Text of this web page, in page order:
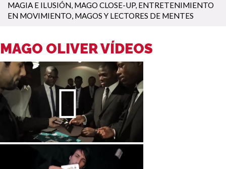
MAGIA E ILUSIÓN, MAGO CLOSE-UP, ENTRETENIMIENTO
EN MOVIMIENTO, MAGOS Y LECTORES DE MENTES
MAGO OLIVER VÍDEOS